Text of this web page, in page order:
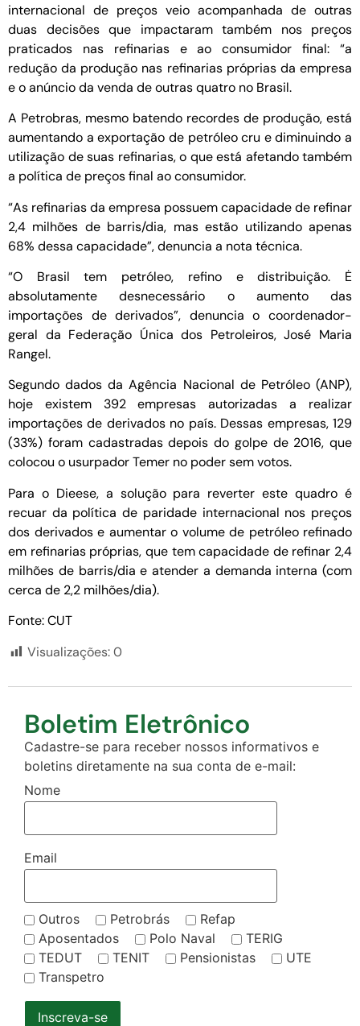
internacional de preços veio acompanhada de outras
duas decisões que impactaram também nos preços
praticados nas refinarias e ao consumidor final: “a
redução da produção nas refinarias próprias da empresa
e o anúncio da venda de outras quatro no Brasil.
A Petrobras, mesmo batendo recordes de produção, está
aumentando a exportação de petróleo cru e diminuindo a
utilização de suas refinarias, o que está afetando também
a política de preços final ao consumidor.
“As refinarias da empresa possuem capacidade de refinar
2,4 milhões de barris/dia, mas estão utilizando apenas
68% dessa capacidade”, denuncia a nota técnica.
“O Brasil tem petróleo, refino e distribuição. Ė
absolutamente desnecessário o aumento das
importações de derivados”, denuncia o coordenador-
geral da Federação Única dos Petroleiros, José Maria
Rangel.
Segundo dados da Agência Nacional de Petróleo (ANP),
hoje existem 392 empresas autorizadas a realizar
importações de derivados no país. Dessas empresas, 129
(33%) foram cadastradas depois do golpe de 2016, que
colocou o usurpador Temer no poder sem votos.
Para o Dieese, a solução para reverter este quadro é
recuar da política de paridade internacional nos preços
dos derivados e aumentar o volume de petróleo refinado
em refinarias próprias, que tem capacidade de refinar 2,4
milhões de barris/dia e atender a demanda interna (com
cerca de 2,2 milhões/dia).
Fonte: CUT
Visualizações:0
Boletim Eletrônico
Cadastre-se para receber nossos informativos e
boletins diretamente na sua conta de e-mail:
Nome
Email
Outros Petrobrás
Refap
Aposentados
Polo Naval
TERIG
TEDUT
TENIT Pensionistas
UTE
Transpetro
Inscreva-se